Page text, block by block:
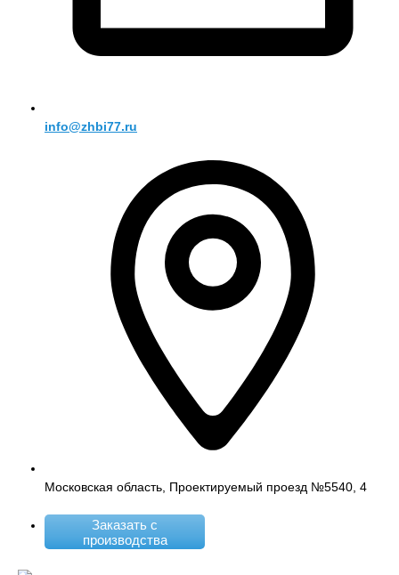
info@zhbi77.ru
Московская область, Проектируемый проезд №5540, 4
Заказать с
производства